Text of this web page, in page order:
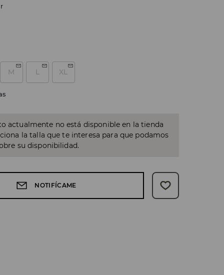
M L XL
actualmente no está disponible en la tienda
la talla que te interesa para que podamos
su disponibilidad.
NOTIFÍCAME